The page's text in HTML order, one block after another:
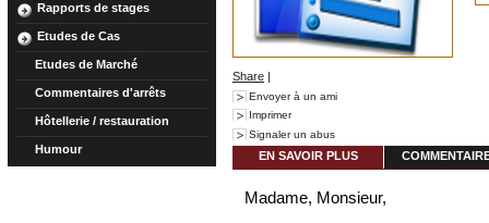
Rapports de stages
Etudes de Cas
Etudes de Marché
Commentaires d'arrêts
Hôtellerie / restauration
Humour
Share |
Envoyer à un ami
Imprimer
Signaler un abus
EN SAVOIR PLUS
Madame, Monsieur,